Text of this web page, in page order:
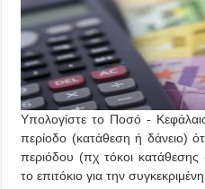
Υπολογίστε το Ποσό -
περίοδο (κατάθεση ή δάνειο)
περιόδου (πχ τόκοι κατάθεσης
το επιτόκιο για την